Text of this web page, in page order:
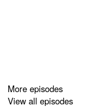
More episodes
View all episodes